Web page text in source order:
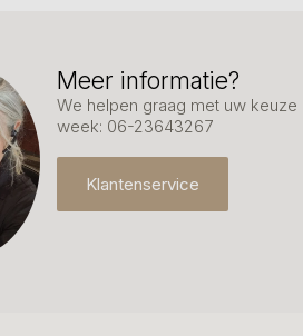
Meer informatie?
We helpen graag met uw
week: 06-23643267
Klantenservice